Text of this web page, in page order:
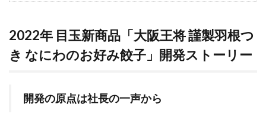
2022年 目玉新商品「大阪王将 謹製羽根つ
き なにわのお好み餃子」開発ストーリー
開発の原点は社長の一声から